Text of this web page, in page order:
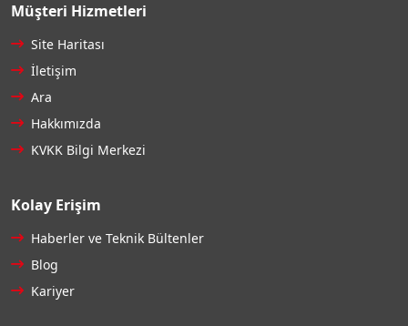
Müşteri Hizmetleri
Site Haritası
İletişim
Ara
Hakkımızda
KVKK Bilgi Merkezi
Kolay Erişim
Haberler ve Teknik Bültenler
Blog
Kariyer